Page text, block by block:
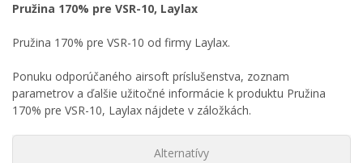
Pružina 170% pre VSR-10, Laylax
Pružina 170% pre VSR-10 od firmy Laylax.
Ponuku odporúčaného airsoft príslušenstva, zoznam
parametrov a ďalšie užitočné informácie k produktu Pružina
170% pre VSR-10, Laylax nájdete v záložkách.
Alternatívy